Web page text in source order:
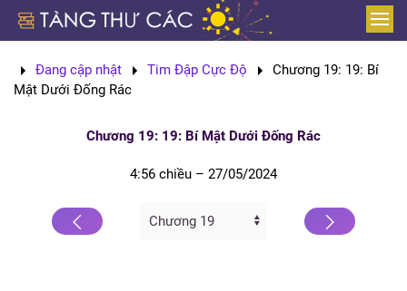
Đang cập nhật Tim Đập Cực Độ
Chương 19: 19: Bí
Mật Dưới Đống Rác
Chương 19: 19: Bí Mật Dưới Đống Rác
4:56 chiều – 27/05/2024